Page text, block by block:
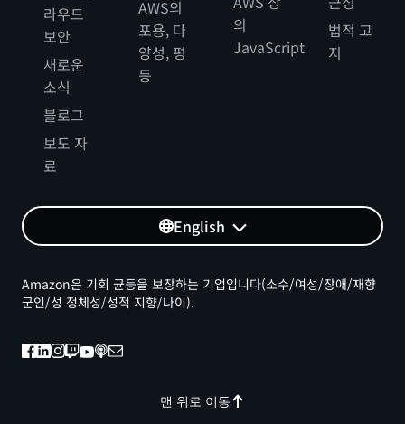
라우드
보안
새로운
소식
블로그
보도 자
료
AWS의
포용, 다
양성, 평
등
의
JavaScript
법적 고
지
English
맨 위로 이동
Amazon은 기회 균등을 보장하는 기업입니다(소수/여성/장애/재향
군인/성 정체성/성적 지향/나이).